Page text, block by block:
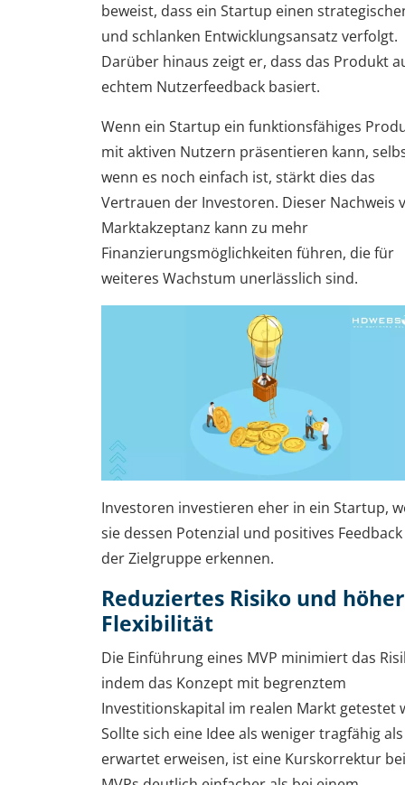
beweist, dass ein Startup einen
und schlanken Entwicklungsansatz verfolgt.
Darüber hinaus zeigt er, dass das Produkt
echtem Nutzerfeedback basiert.
Wenn ein Startup ein funktionsfähiges
mit aktiven Nutzern präsentieren kann,
wenn es noch einfach ist, stärkt dies das
Vertrauen der Investoren. Dieser Nachweis
Marktakzeptanz kann zu mehr
Finanzierungsmöglichkeiten führen, die für
weiteres Wachstum unerlässlich sind.
Investoren investieren eher in ein Startup,
sie dessen Potenzial und positives
der Zielgruppe erkennen.
Reduziertes Risiko und
Flexibilität
Die Einführung eines MVP minimiert das
indem das Konzept mit begrenztem
Investitionskapital im realen Markt getestet
Sollte sich eine Idee als weniger tragfähig als
erwartet erweisen, ist eine Kurskorrektur bei